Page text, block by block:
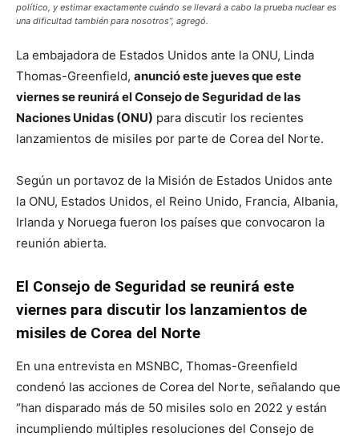
político, y estimar exactamente cuándo se llevará a cabo la prueba nuclear es
una dificultad también para nosotros”, agregó.
La embajadora de Estados Unidos ante la ONU, Linda
Thomas-Greenfield, anunció este jueves que este
viernes se reunirá el Consejo de Seguridad de las
Naciones Unidas (ONU) para discutir los recientes
lanzamientos de misiles por parte de Corea del Norte.
Según un portavoz de la Misión de Estados Unidos ante
la ONU, Estados Unidos, el Reino Unido, Francia, Albania,
Irlanda y Noruega fueron los países que convocaron la
reunión abierta.
El Consejo de Seguridad se reunirá este
viernes para discutir los lanzamientos de
misiles de Corea del Norte
En una entrevista en MSNBC, Thomas-Greenfield
condenó las acciones de Corea del Norte, señalando que
“han disparado más de 50 misiles solo en 2022 y están
incumpliendo múltiples resoluciones del Consejo de